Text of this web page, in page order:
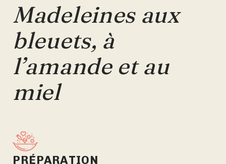
Madeleines aux
bleuets, à
l’amande et au
miel
PRÉPARATION